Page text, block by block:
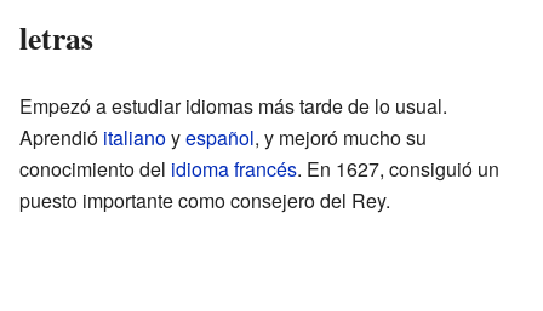
letras
Empezó a estudiar idiomas más tarde de lo usual.
Aprendió italianoyespañol, y mejoró mucho su
conocimiento del idioma francés. En 1627, consiguió un
puesto importante como consejero del Rey.